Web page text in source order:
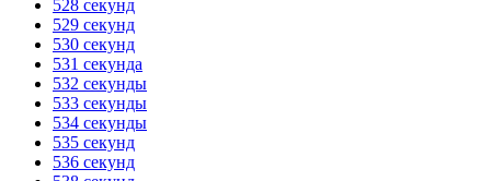
528 секунд
529 секунд
530 секунд
531 секунда
532 секунды
533 секунды
534 секунды
535 секунд
536 секунд